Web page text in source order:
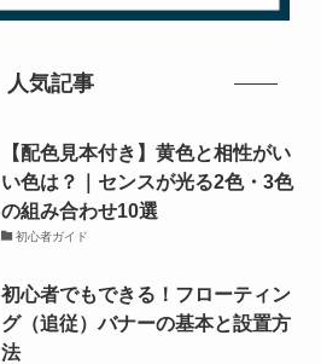
人気記事
【配色見本付き】黄色と相性がい
い色は？｜センスが光る2色・3色
の組み合わせ10選
初心者ガイド
初心者でもできる！フローティン
グ（追従）バナーの基本と設置方
法